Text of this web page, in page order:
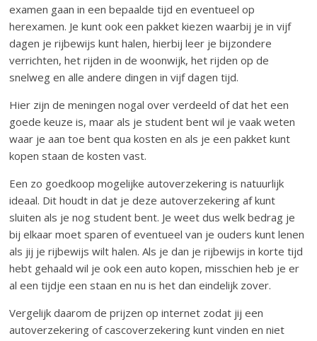
examen gaan in een bepaalde tijd en eventueel op
herexamen. Je kunt ook een pakket kiezen waarbij je in vijf
dagen je rijbewijs kunt halen, hierbij leer je bijzondere
verrichten, het rijden in de woonwijk, het rijden op de
snelweg en alle andere dingen in vijf dagen tijd.
Hier zijn de meningen nogal over verdeeld of dat het een
goede keuze is, maar als je student bent wil je vaak weten
waar je aan toe bent qua kosten en als je een pakket kunt
kopen staan de kosten vast.
Een zo goedkoop mogelijke autoverzekering is natuurlijk
ideaal. Dit houdt in dat je deze autoverzekering af kunt
sluiten als je nog student bent. Je weet dus welk bedrag je
bij elkaar moet sparen of eventueel van je ouders kunt lenen
als jij je rijbewijs wilt halen. Als je dan je rijbewijs in korte tijd
hebt gehaald wil je ook een auto kopen, misschien heb je er
al een tijdje een staan en nu is het dan eindelijk zover.
Vergelijk daarom de prijzen op internet zodat jij een
autoverzekering of cascoverzekering kunt vinden en niet